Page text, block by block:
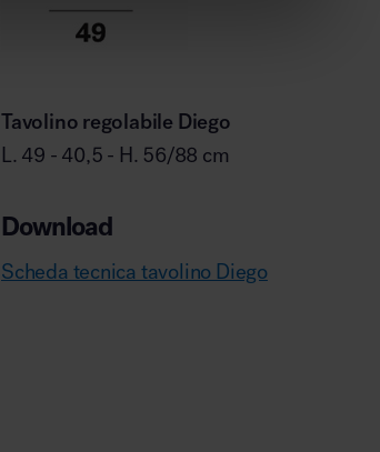
Tavolino regolabile Diego
L. 49 - 40,5 - H. 56/88 cm
Download
Scheda tecnica tavolino Diego